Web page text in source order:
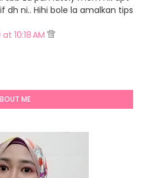
dh ni.. Hihi bole la amalkan tips
10:18 AM
ME